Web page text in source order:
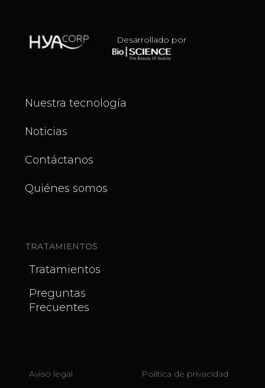
Desarrollado por
Nuestra tecnología
Noticias
Contáctanos
Quiénes somos
TRATAMIENTOS
Tratamientos
Preguntas
Frecuentes
Aviso legal Política de privacidad